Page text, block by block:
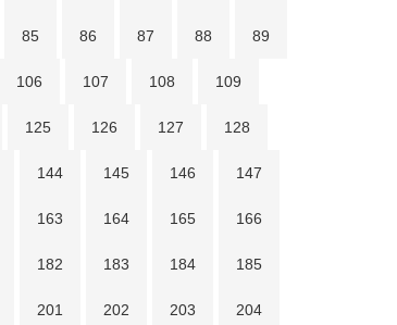
85 86 87 88 89
106 107 108 109
125 126 127 128
144 145 146 147
163 164 165 166
182 183 184 185
201 202 203 204